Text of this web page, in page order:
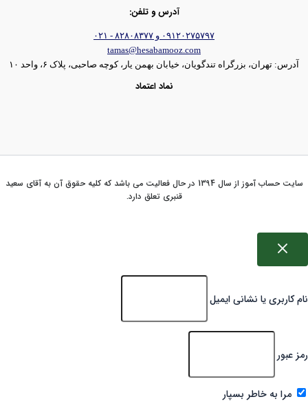
آدرس و تلفن:
۰۹۱۲۰۲۷۵۷۹۷ و ۸۲۸۰۸۳۷۷ - ۰۲۱
tamas@hesabamooz.com
آدرس: تهران، بزرگراه تندگویان، خیابان بهمن یار، کوچه صاحبی، پلاک ۶، واحد ۱۰
نماد اعتماد
سایت حساب آموز از سال 1394 در حال فعالیت می باشد که کلیه حقوق آن به آقای سعید
قنبری تعلق دارد.
نام کاربری یا نشانی ایمیل
رمز عبور
مرا به خاطر بسپار